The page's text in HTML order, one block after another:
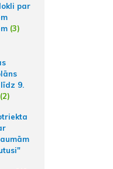
par
(3)
9.
(2)